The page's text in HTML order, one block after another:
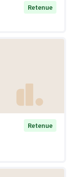
Retenue
Retenue